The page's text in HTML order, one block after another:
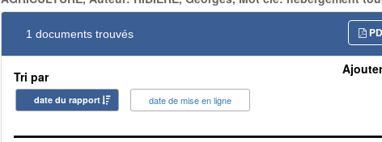
1 documents trouvés
Tri par
date du rapport date de mise en ligne